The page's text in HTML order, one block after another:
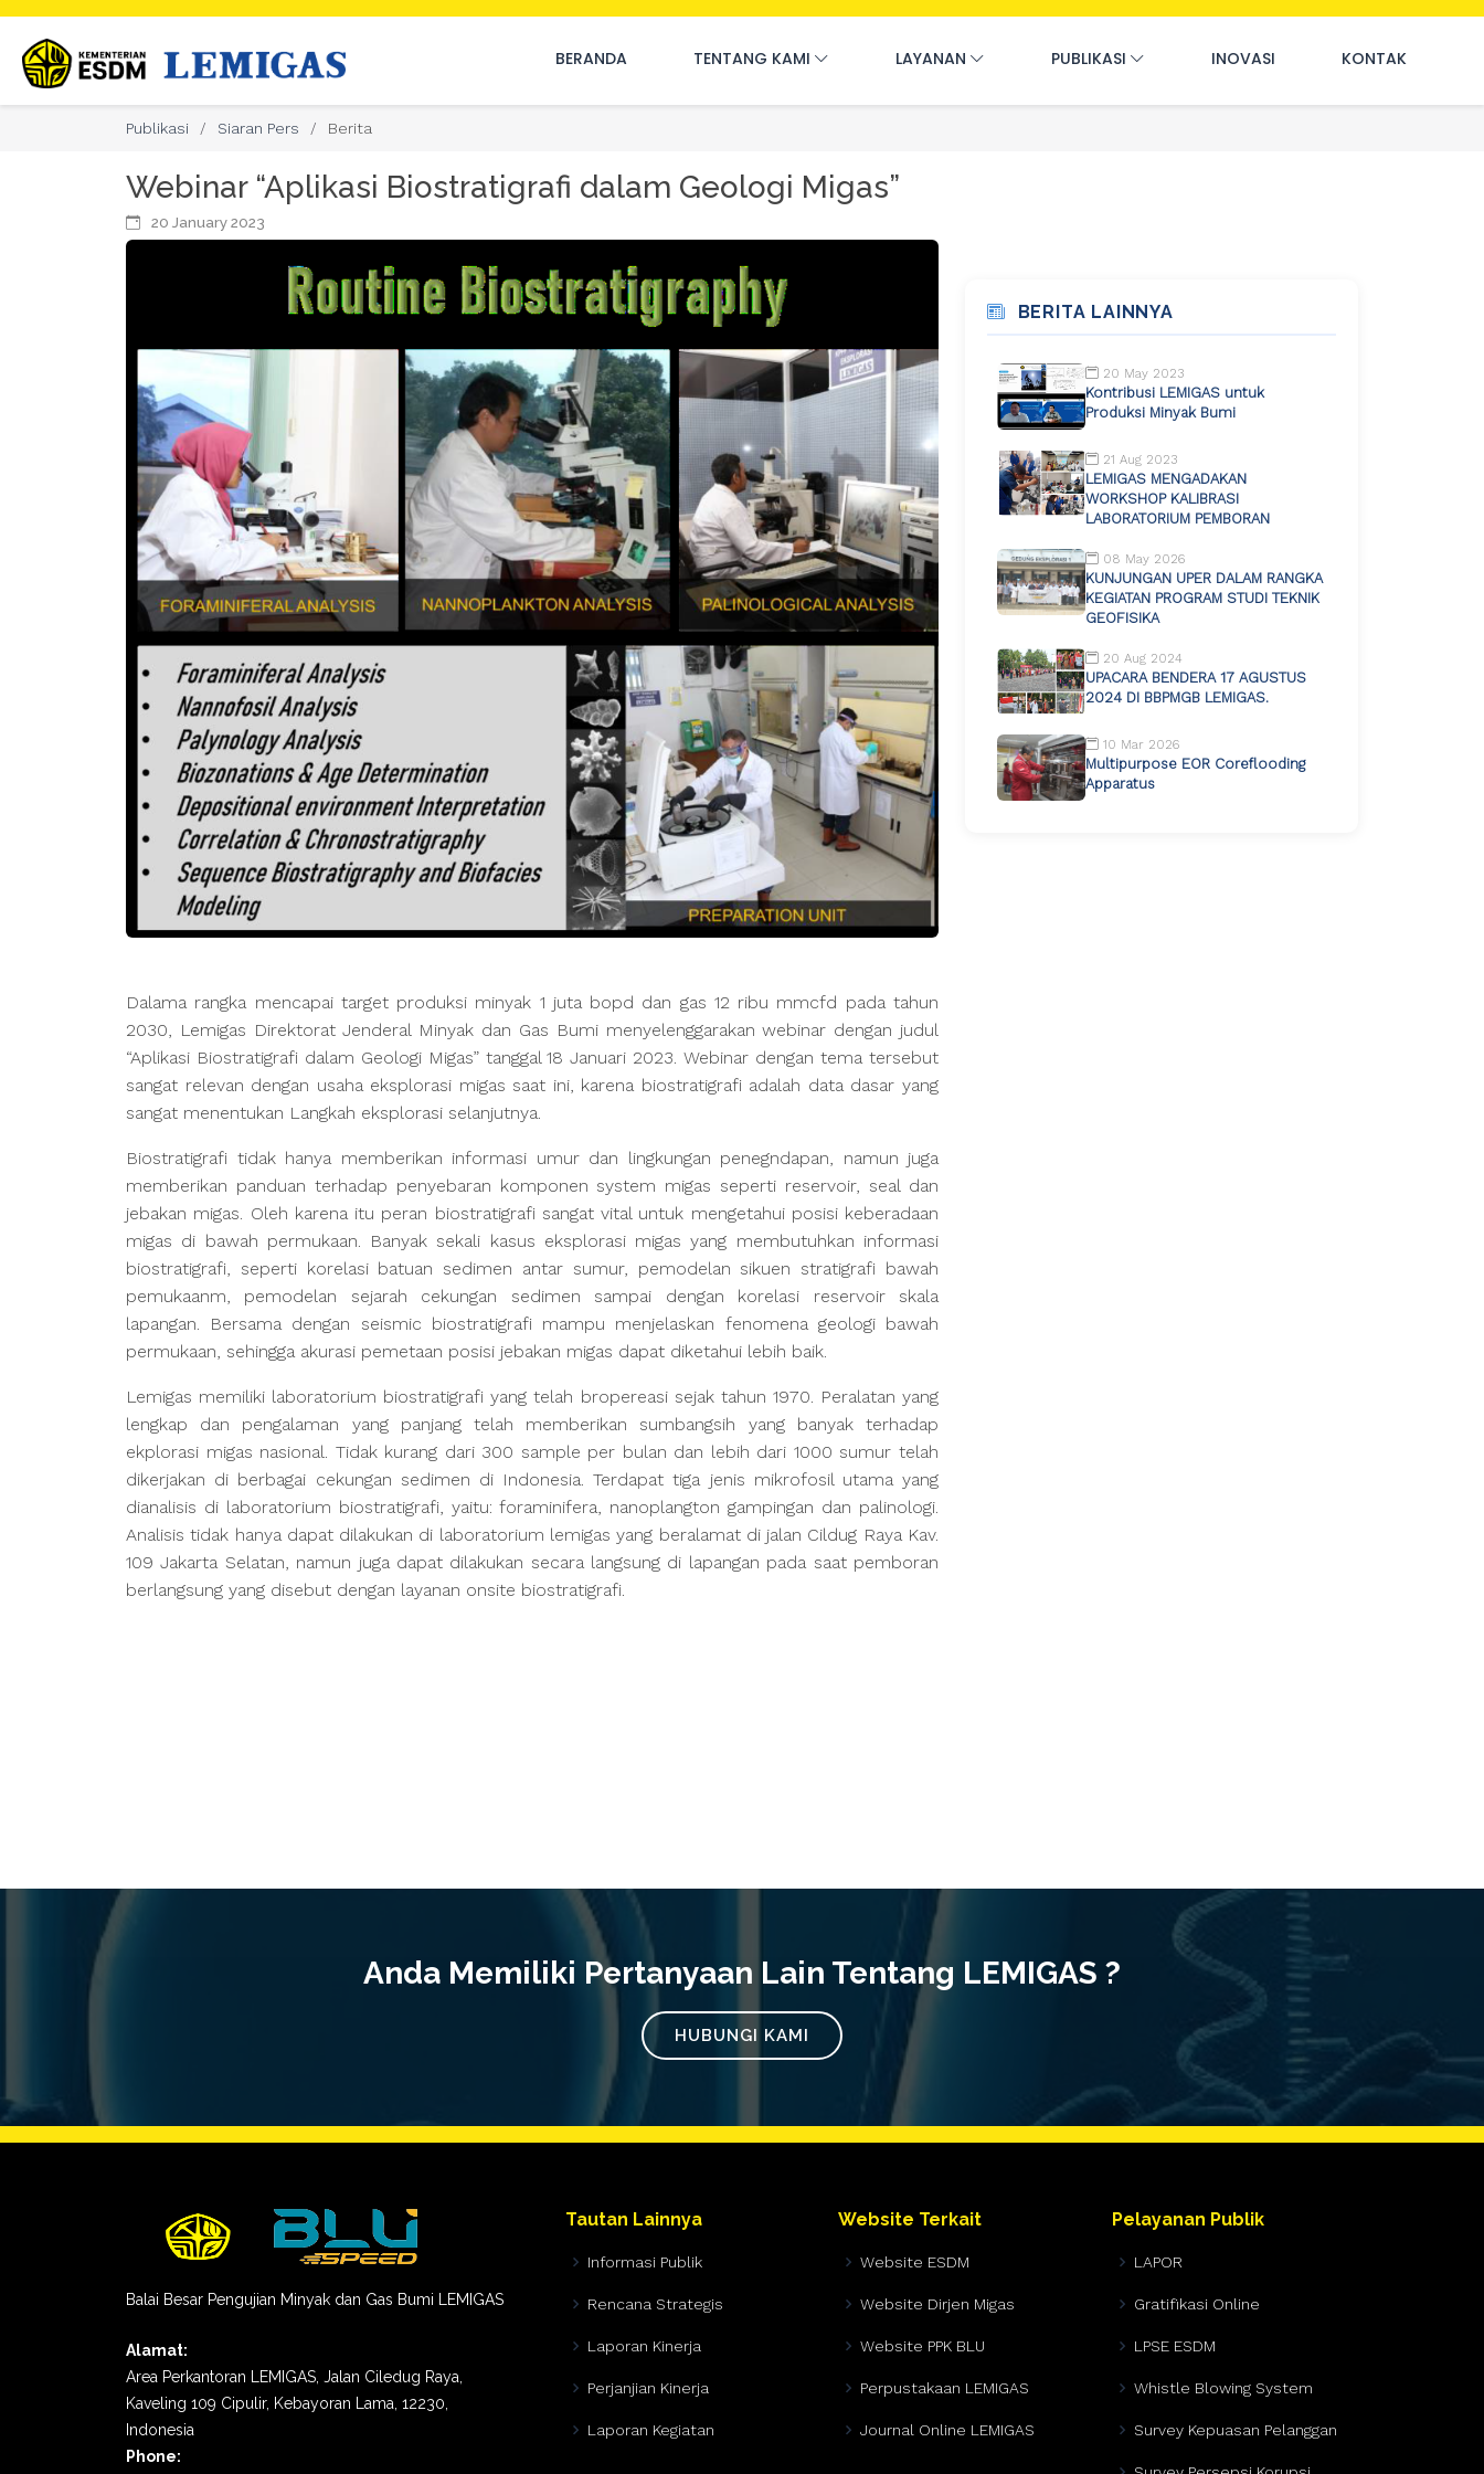
BERANDA TENTANG KAMI LAYANAN PUBLIKASI INOVASI KONTAK
Publikasi Siaran Pers Berita
Webinar “Aplikasi Biostratigrafi dalam Geologi Migas”
20 January 2023
Dalama rangka mencapai target produksi minyak 1 juta bopd dan gas 12 ribu mmcfd pada tahun
2030, Lemigas Direktorat Jenderal Minyak dan Gas Bumi menyelenggarakan webinar dengan judul
“Aplikasi Biostratigrafi dalam Geologi Migas” tanggal 18 Januari 2023. Webinar dengan tema tersebut
sangat relevan dengan usaha eksplorasi migas saat ini, karena biostratigrafi adalah data dasar yang
sangat menentukan Langkah eksplorasi selanjutnya.
Biostratigrafi tidak hanya memberikan informasi umur dan lingkungan penegndapan, namun juga
memberikan panduan terhadap penyebaran komponen system migas seperti reservoir, seal dan
jebakan migas. Oleh karena itu peran biostratigrafi sangat vital untuk mengetahui posisi keberadaan
migas di bawah permukaan. Banyak sekali kasus eksplorasi migas yang membutuhkan informasi
biostratigrafi, seperti korelasi batuan sedimen antar sumur, pemodelan sikuen stratigrafi bawah
pemukaanm, pemodelan sejarah cekungan sedimen sampai dengan korelasi reservoir skala
lapangan. Bersama dengan seismic biostratigrafi mampu menjelaskan fenomena geologi bawah
permukaan, sehingga akurasi pemetaan posisi jebakan migas dapat diketahui lebih baik.
Lemigas memiliki laboratorium biostratigrafi yang telah bropereasi sejak tahun 1970. Peralatan yang
lengkap dan pengalaman yang panjang telah memberikan sumbangsih yang banyak terhadap
ekplorasi migas nasional. Tidak kurang dari 300 sample per bulan dan lebih dari 1000 sumur telah
dikerjakan di berbagai cekungan sedimen di Indonesia. Terdapat tiga jenis mikrofosil utama yang
dianalisis di laboratorium biostratigrafi, yaitu: foraminifera, nanoplangton gampingan dan palinologi.
Analisis tidak hanya dapat dilakukan di laboratorium lemigas yang beralamat di jalan Cildug Raya Kav.
109 Jakarta Selatan, namun juga dapat dilakukan secara langsung di lapangan pada saat pemboran
berlangsung yang disebut dengan layanan onsite biostratigrafi.
BERITA LAINNYA
20 May 2023
Kontribusi LEMIGAS untuk
Produksi Minyak Bumi
21 Aug 2023
LEMIGAS MENGADAKAN
WORKSHOP KALIBRASI
LABORATORIUM PEMBORAN
08 May 2026
KUNJUNGAN UPER DALAM RANGKA
KEGIATAN PROGRAM STUDI TEKNIK
GEOFISIKA
20 Aug 2024
UPACARA BENDERA 17 AGUSTUS
2024 DI BBPMGB LEMIGAS.
10 Mar 2026
Multipurpose EOR Coreflooding
Apparatus
Anda Memiliki Pertanyaan Lain Tentang LEMIGAS ?
HUBUNGI KAMI
Balai Besar Pengujian Minyak dan Gas Bumi LEMIGAS
Alamat:
Area Perkantoran LEMIGAS, Jalan Ciledug Raya,
Kaveling 109 Cipulir, Kebayoran Lama, 12230,
Indonesia
Phone:
Tautan Lainnya
Informasi Publik
Rencana Strategis
Laporan Kinerja
Perjanjian Kinerja
Laporan Kegiatan
Website Terkait
Website ESDM
Website Dirjen Migas
Website PPK BLU
Perpustakaan LEMIGAS
Journal Online LEMIGAS
Pelayanan Publik
LAPOR
Gratifikasi Online
LPSE ESDM
Whistle Blowing System
Survey Kepuasan Pelanggan